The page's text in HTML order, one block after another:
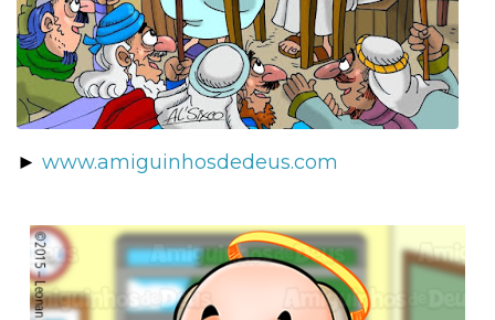
► www.amiguinhosdedeus.com